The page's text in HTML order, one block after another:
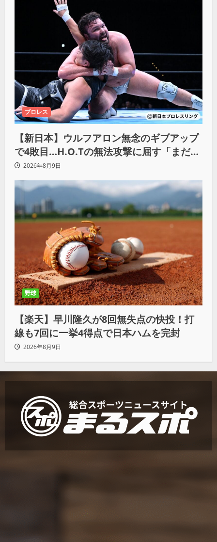
プロレス
【新日本】ウルフアロン無念のギブアップ
で4敗目…H.O.Tの無法攻撃に屈す「まだま
だ俺自身の力はこんなもんだなって」
2026年8月9日
野球
【楽天】早川隆久が8回無失点の快投！打
線も7回に一挙4得点で日本ハムを完封
2026年8月9日